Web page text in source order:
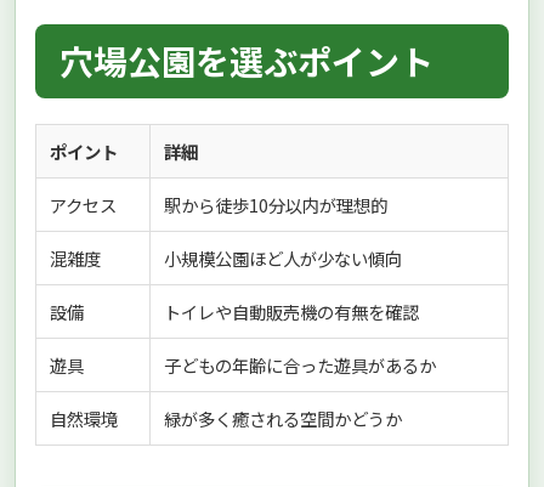
穴場公園を選ぶポイント
ポイント 詳細
アクセス 駅から徒歩10分以内が理想的
混雑度 小規模公園ほど人が少ない傾向
設備 トイレや自動販売機の有無を確認
遊具 子どもの年齢に合った遊具があるか
自然環境 緑が多く癒される空間かどうか